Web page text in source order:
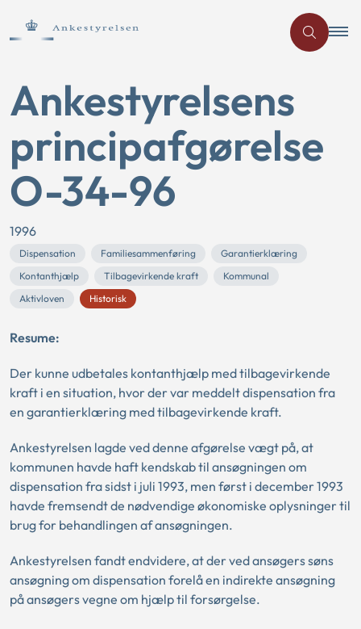
Ankestyrelsens
principafgørelse
O-34-96
1996
Dispensation Familiesammenføring
Garantierklæring
Kontanthjælp
Tilbagevirkende kraft
Kommunal
Aktivloven
Historisk
Resume:
Der kunne udbetales kontanthjælp med tilbagevirkende
kraft i en situation, hvor der var meddelt dispensation fra
en garantierklæring med tilbagevirkende kraft.
Ankestyrelsen lagde ved denne afgørelse vægt på, at
kommunen havde haft kendskab til ansøgningen om
dispensation fra sidst i juli 1993, men først i december 1993
havde fremsendt de nødvendige økonomiske oplysninger til
brug for behandlingen af ansøgningen.
Ankestyrelsen fandt endvidere, at der ved ansøgers søns
ansøgning om dispensation forelå en indirekte ansøgning
på ansøgers vegne om hjælp til forsørgelse.